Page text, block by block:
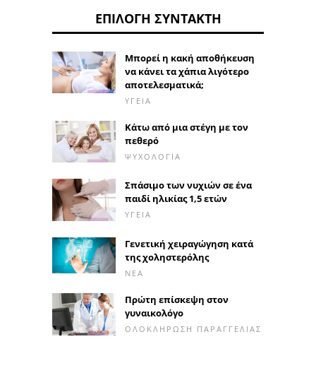
ΕΠΙΛΟΓΉ ΣΥΝΤΆΚΤΗ
Μπορεί η κακή αποθήκευση
να κάνει τα χάπια λιγότερο
αποτελεσματικά;
ΥΓΕΊΑ
Κάτω από μια στέγη με τον
πεθερό
ΨΥΧΟΛΟΓΊΑ
Σπάσιμο των νυχιών σε ένα
παιδί ηλικίας 1,5 ετών
ΥΓΕΊΑ
Γενετική χειραγώγηση κατά
της χοληστερόλης
ΝΈΑ
Πρώτη επίσκεψη στον
γυναικολόγο
ΟΛΟΚΛΉΡΩΣΗ ΠΑΡΑΓΓΕΛΊΑΣ